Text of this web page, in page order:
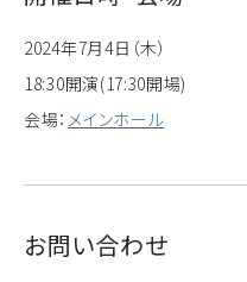
2024年7月4日（木）
18:30開演(17:30開場)
会場： メインホール
お問い合わせ